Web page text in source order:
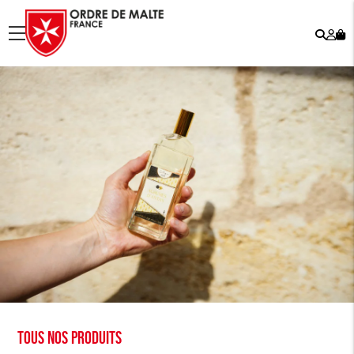
menu
Tous nos produits